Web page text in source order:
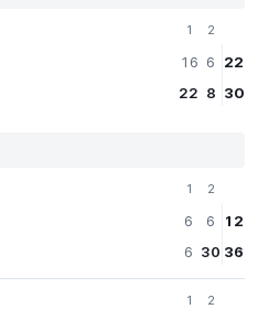
1
16
22
2
6
8
22
30
1
6
6
2
6
30
12
36
1 2